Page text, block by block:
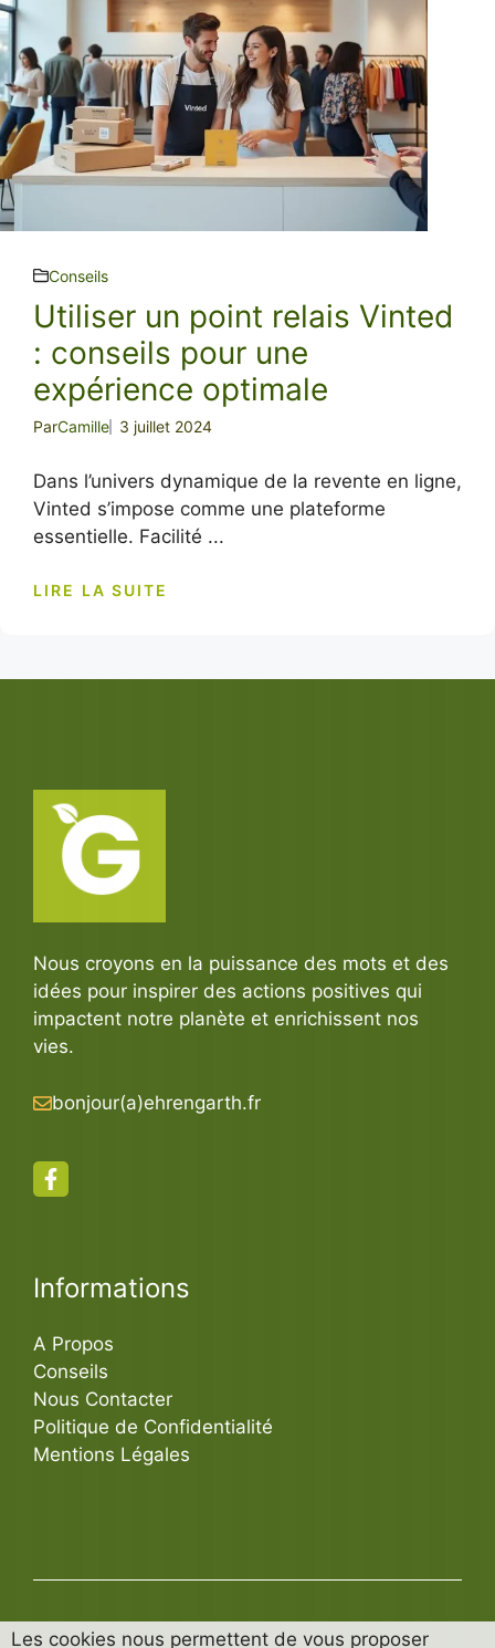
Conseils
Utiliser un point relais Vinted
: conseils pour une
expérience optimale
ParCamille 3 juillet 2024
Dans l’univers dynamique de la revente en ligne,
Vinted s’impose comme une plateforme
essentielle. Facilité ...
LIRE LA SUITE
Nous croyons en la puissance des mots et des
idées pour inspirer des actions positives qui
impactent notre planète et enrichissent nos
vies.
bonjour(a)ehrengarth.fr
Informations
A Propos
Conseils
Nous Contacter
Politique de Confidentialité
Mentions Légales
Les cookies nous permettent de vous proposer